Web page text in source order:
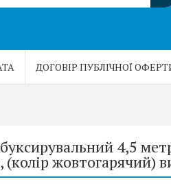
ДОГОВІР ПУБЛІЧНОЇ
4,5
(колір жовтогарячий)